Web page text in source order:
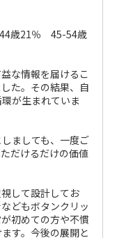
歳21％ 45-54歳
な情報を届けるこ
た。その結果、自
が生まれていま
ましても、一度ご
だけるだけの価値
して設計してお
どもボタンクリッ
初めての方や不慣
す。今後の展開と